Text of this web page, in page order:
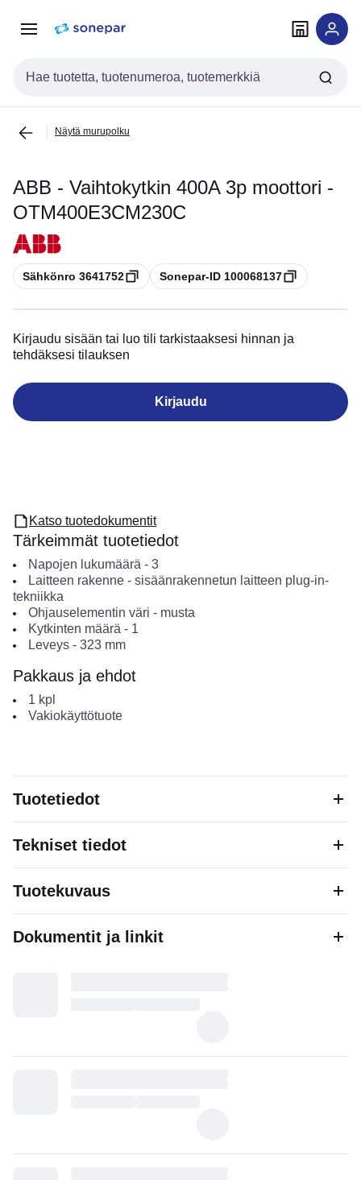
navigointiinsisältöön
Haku
Näytä murupolku
ABB - Vaihtokytkin 400A 3p moottori -
OTM400E3CM230C
Kopioi
Sähkönro 3641752 Kopioi
Sonepar-ID 100068137
Kirjaudu sisään tai luo tili tarkistaaksesi hinnan ja
tehdäksesi tilauksen
Kirjaudu
Katso tuotedokumentit
Tärkeimmät tuotetiedot
Napojen lukumäärä - 3
Laitteen rakenne- sisäänrakennetun laitteen plug-in-
tekniikka
Ohjauselementin väri - musta
Kytkinten määrä - 1
Leveys- 323 mm
Pakkaus ja ehdot
1 kpl
Vakiokäyttötuote
Tuotetiedot
Tekniset tiedot
Tuotekuvaus
Dokumentit ja linkit